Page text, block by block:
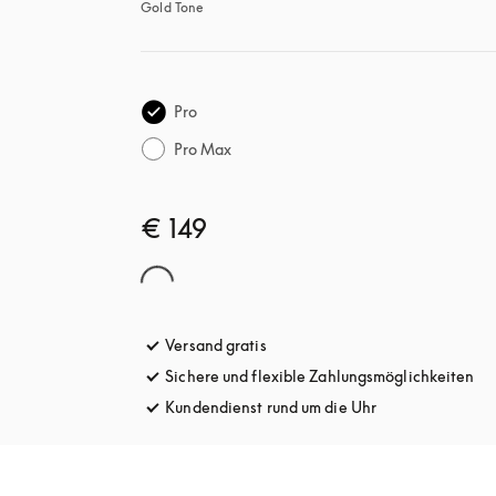
Gold Tone
Pro
Pro Max
€ 149
Versand gratis
Sichere und flexible Zahlungsmöglichkeiten
Kundendienst rund um die Uhr